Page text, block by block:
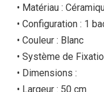
• Matériau :
• Configuration : 1
• Couleur : Blanc
• Système de
• Dimensions :
• Largeur : 50 cm